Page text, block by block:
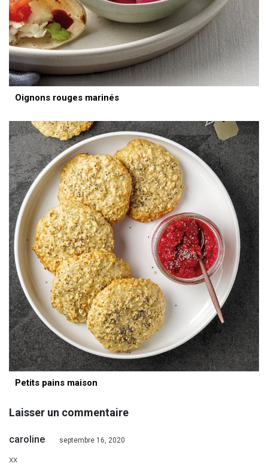
Oignons rouges marinés
Petits pains maison
Laisser un commentaire
caroline septembre 16, 2020
xx